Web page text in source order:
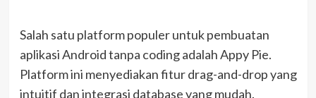
Salah satu platform populer untuk pembuatan
aplikasi Android tanpa coding adalah Appy Pie.
Platform ini menyediakan fitur drag-and-drop yang
intuitif dan integrasi database yang mudah.